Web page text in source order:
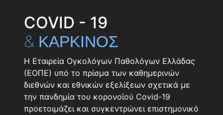
COVID - 19
& ΚΑΡΚΙΝΟΣ
Η Εταιρεία Ογκολόγων Παθολόγων Ελλάδας
(ΕΟΠΕ) υπό το πρίσμα των καθημερινών
διεθνών και εθνικών εξελίξεων σχετικά με
την πανδημία του κορονοϊού Covid-19
προετοιμάζει και συγκεντρώνει επιστημονικό